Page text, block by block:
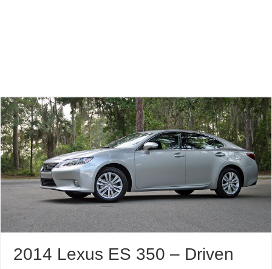
2014 Lexus ES 350 – Driven